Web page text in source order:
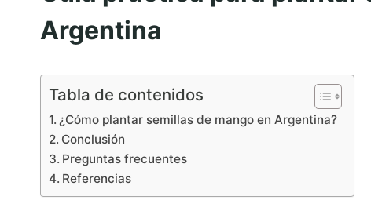
Argentina
Tabla de contenidos
¿Cómo plantar semillas de mango en Argentina?
Conclusión
Preguntas frecuentes
Referencias